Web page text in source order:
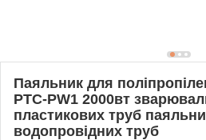
Паяльник для
PTC-PW1 2000вт
пластикових труб
водопровідних труб